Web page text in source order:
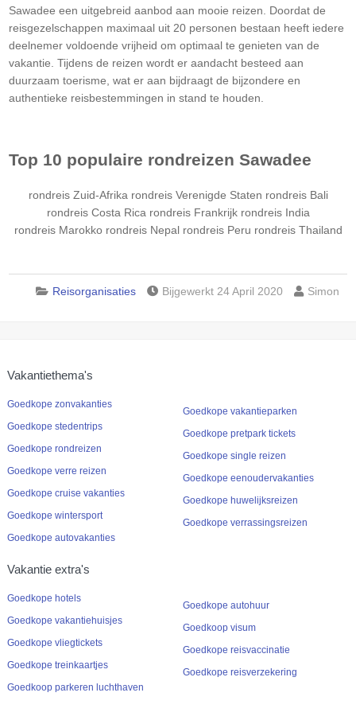
Sawadee een uitgebreid aanbod aan mooie reizen. Doordat de
reisgezelschappen maximaal uit 20 personen bestaan heeft iedere
deelnemer voldoende vrijheid om optimaal te genieten van de
vakantie. Tijdens de reizen wordt er aandacht besteed aan
duurzaam toerisme, wat er aan bijdraagt de bijzondere en
authentieke reisbestemmingen in stand te houden.
Top 10 populaire rondreizen Sawadee
rondreis Zuid-Afrika rondreis Verenigde Staten rondreis Bali
rondreis Costa Rica rondreis Frankrijk rondreis India
rondreis Marokko rondreis Nepal rondreis Peru rondreis Thailand
Reisorganisaties Bijgewerkt 24 April 2020 Simon
Vakantiethema's
Goedkope zonvakanties
Goedkope stedentrips
Goedkope rondreizen
Goedkope verre reizen
Goedkope cruise vakanties
Goedkope wintersport
Goedkope autovakanties
Goedkope vakantieparken
Goedkope pretpark tickets
Goedkope single reizen
Goedkope eenoudervakanties
Goedkope huwelijksreizen
Goedkope verrassingsreizen
Vakantie extra's
Goedkope hotels
Goedkope vakantiehuisjes
Goedkope vliegtickets
Goedkope treinkaartjes
Goedkoop parkeren luchthaven
Goedkope autohuur
Goedkoop visum
Goedkope reisvaccinatie
Goedkope reisverzekering